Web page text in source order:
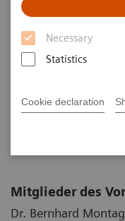
Necessary
Statistics
Cookie declaration
Siemens
Siemensstr. 3
Mitglieder des
Dr. Bernhard